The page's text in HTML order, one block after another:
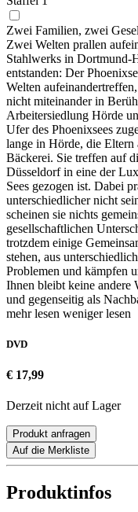
Zwei Familien, zwei
Zwei Welten prallen
Stahlwerks in Dortmund-
entstanden: Der
Welten
nicht miteinander in
Arbeitersiedlung Hörde
Ufer des Phoenixsees
lange in Hörde, die
Bäckerei. Sie treffen auf
Düsseldorf in eine der
Sees gezogen ist. Dabei
unterschiedlicher nicht
scheinen sie nichts
gesellschaftlichen
trotzdem einige
stehen, aus
Problemen und kämpfen
Ihnen bleibt keine andere
und gegenseitig als
mehr lesen weniger lesen
DVD
€ 17,99
Derzeit nicht auf Lager
Produkt anfragen
Auf die Merkliste
Produktinfos